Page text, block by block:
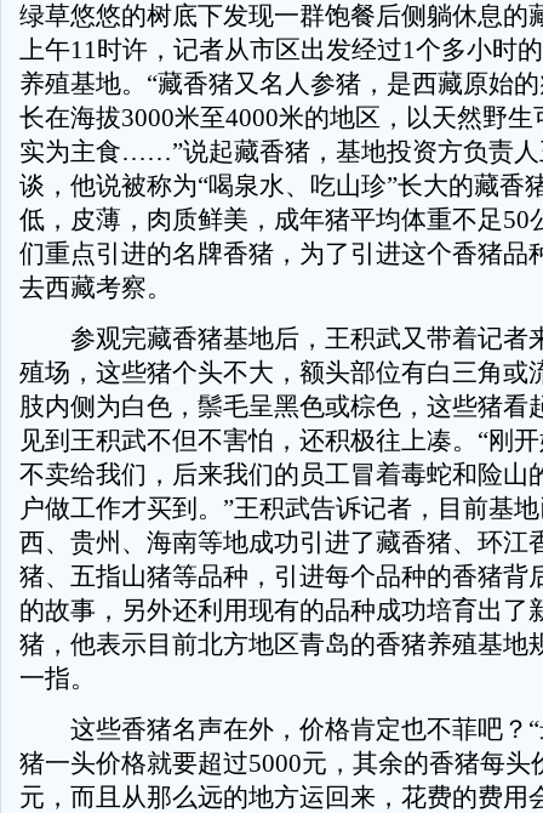
绿草悠悠的树底下发现一群饱餐后侧躺休息
上午11时许，记者从市区出发经过1个多小时
养殖基地。“藏香猪又名人参猪，是西藏原始
长在海拔3000米至4000米的地区，以天然野
实为主食……”说起藏香猪，基地投资方负责
谈，他说被称为“喝泉水、吃山珍”长大的藏香
低，皮薄，肉质鲜美，成年猪平均体重不足50
们重点引进的名牌香猪，为了引进这个香猪品
去西藏考察。
参观完藏香猪基地后，王积武又带着记者
殖场，这些猪个头不大，额头部位有白三角或
肢内侧为白色，鬃毛呈黑色或棕色，这些猪看
见到王积武不但不害怕，还积极往上凑。“刚
不卖给我们，后来我们的员工冒着毒蛇和险山
户做工作才买到。”王积武告诉记者，目前基
西、贵州、海南等地成功引进了藏香猪、环江
猪、五指山猪等品种，引进每个品种的香猪背
的故事，另外还利用现有的品种成功培育出了
猪，他表示目前北方地区青岛的香猪养殖基地
一指。
这些香猪名声在外，价格肯定也不菲吧？“
猪一头价格就要超过5000元，其余的香猪每头
元，而且从那么远的地方运回来，花费的费用